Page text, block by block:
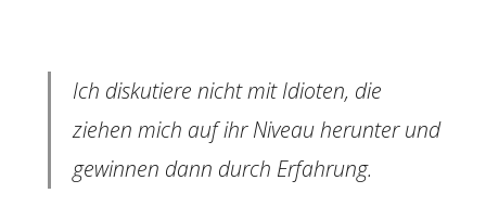
Ich diskutiere nicht mit Idioten, die
ziehen mich auf ihr Niveau herunter und
gewinnen dann durch Erfahrung.